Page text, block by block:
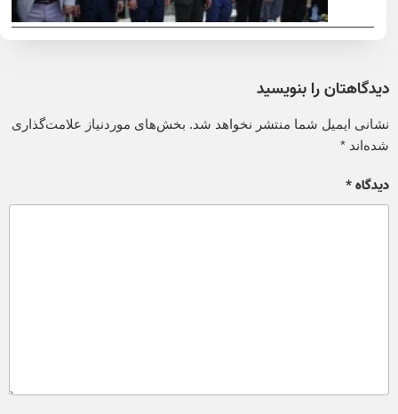
دیدگاهتان را بنویسید
نشانی ایمیل شما منتشر نخواهد شد. بخش‌های موردنیاز علامت‌گذاری
شده‌اند*
دیدگاه*